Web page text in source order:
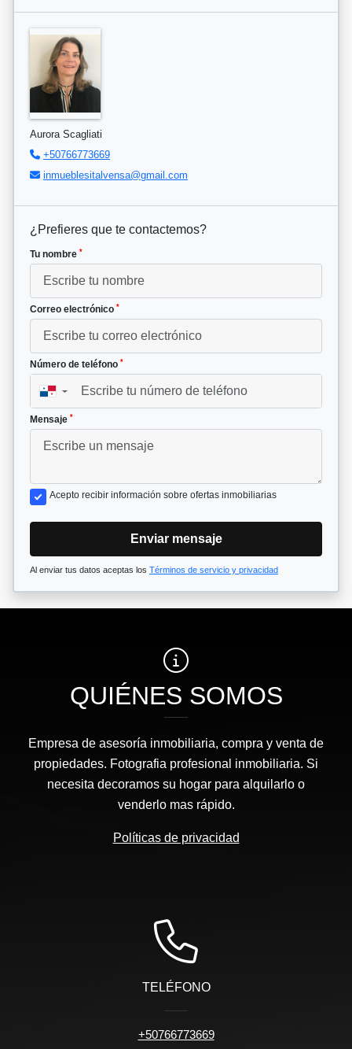
Aurora Scagliati
+50766773669
inmueblesitalvensa@gmail.com
¿Prefieres que te contactemos?
Tu nombre *
Correo electrónico *
Número de teléfono *
▼
Mensaje *
Acepto recibir información sobre ofertas inmobiliarias
Enviar mensaje
Al enviar tus datos aceptas los Términos de servicio y privacidad
QUIÉNES SOMOS
Empresa de asesoría inmobiliaria, compra y venta de
propiedades. Fotografia profesional inmobiliaria. Si
necesita decoramos su hogar para alquilarlo o
venderlo mas rápido.
Políticas de privacidad
TELÉFONO
+50766773669